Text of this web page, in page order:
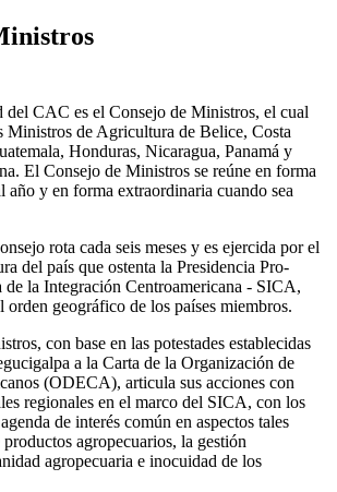
del CAC es el Consejo de Ministros, el cual
Ministros de Agricultura de Belice, Costa
Honduras, Nicaragua, Panamá y
El Consejo de Ministros se reúne en forma
año y en forma extraordinaria cuando sea
rota cada seis meses y es ejercida por el
del país que ostenta la Presidencia Pro-
de la Integración Centroamericana - SICA,
orden geográfico de los países miembros.
con base en las potestades establecidas
a la Carta de la Organización de
(ODECA), articula sus acciones con
regionales en el marco del SICA, con los
de interés común en aspectos tales
agropecuarios, la gestión
agropecuaria e inocuidad de los